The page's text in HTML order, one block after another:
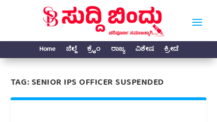
Home ಜಿಲ್ಲೆ ಕ್ರೈಂ ರಾಜ್ಯ ವಿಶೇಷ ಕ್ರೀಡೆ
TAG:SENIOR IPS OFFICER SUSPENDED